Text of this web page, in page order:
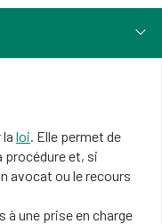
loi. Elle permet de
procédure et, si
avocat ou le recours
à une prise en charge